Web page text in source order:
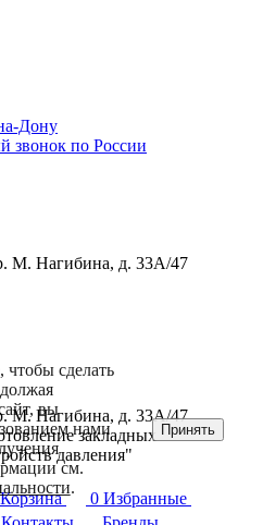
Дону
звонок по России
М. Нагибина, д. 33А/47
М. Нагибина, д. 33А/47
закладных
давления"
Корзина 0 Избранные
сделать
вы
нами
см.
.
Принять